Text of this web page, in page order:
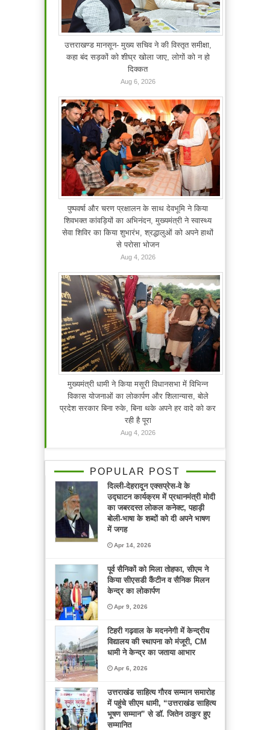
उत्तराखण्ड मानसून- मुख्य सचिव ने की विस्तृत समीक्षा,
कहा बंद सड़कों को शीघ्र खोला जाए, लोगों को न हो
दिक्कत
Aug 6, 2026
पुष्पवर्षा और चरण प्रक्षालन के साथ देवभूमि ने किया
शिवभक्त कांवड़ियों का अभिनंदन, मुख्यमंत्री ने स्वास्थ्य
सेवा शिविर का किया शुभारंभ, श्रद्धालुओं को अपने हाथों
से परोसा भोजन
Aug 4, 2026
मुख्यमंत्री धामी ने किया मसूरी विधानसभा में विभिन्न
विकास योजनाओं का लोकार्पण और शिलान्यास, बोले
प्रदेश सरकार बिना रुके, बिना थके अपने हर वादे को कर
रही है पूरा
Aug 4, 2026
POPULAR POST
दिल्ली-देहरादून एक्सप्रेस-वे के
उद्घाटन कार्यक्रम में प्रधानमंत्री मोदी
का जबरदस्त लोकल कनेक्ट, पहाड़ी
बोली-भाषा के शब्दों को दी अपने भाषण
में जगह
Apr 14, 2026
पूर्व सैनिकों को मिला तोहफा, सीएम ने
किया सीएसडी कैंटीन व सैनिक मिलन
केन्द्र का लोकार्पण
Apr 9, 2026
टिहरी गढ़वाल के मदननेगी में केन्द्रीय
विद्यालय की स्थापना को मंजूरी, CM
धामी ने केन्द्र का जताया आभार
Apr 6, 2026
उत्तराखंड साहित्य गौरव सम्मान समारोह
में पहुंचे सीएम धामी, “उत्तराखंड साहित्य
भूषण सम्मान” से डॉ. जितेन ठाकुर हुए
सम्मानित